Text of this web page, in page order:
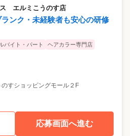
エルミこうのす店
ンク・未経験者も安心の研修
バイト・パート
ヘアカラー専門店
すショッピングモール２F
応募画面へ進む